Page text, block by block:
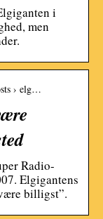
i
men
› elg…
Radio-
Elgigantens
billigst”.